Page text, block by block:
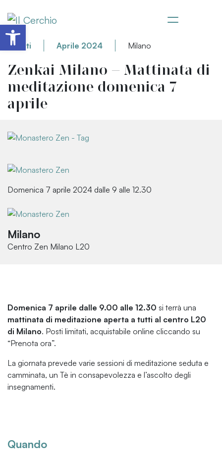
Eventi Aprile 2024 Milano
Zenkai Milano – Mattinata di
meditazione domenica 7
aprile
Domenica 7 aprile 2024 dalle 9 alle 12.30
Milano
Centro Zen Milano L20
Domenica 7 aprile dalle 9.00 alle 12.30 si terrà una
mattinata di meditazione aperta a tutti al centro L20
di Milano. Posti limitati, acquistabile online cliccando su
“Prenota ora”.
La giornata prevede varie sessioni di meditazione seduta e
camminata, un Tè in consapevolezza e l’ascolto degli
insegnamenti.
Quando
Apri la barra degli strumenti